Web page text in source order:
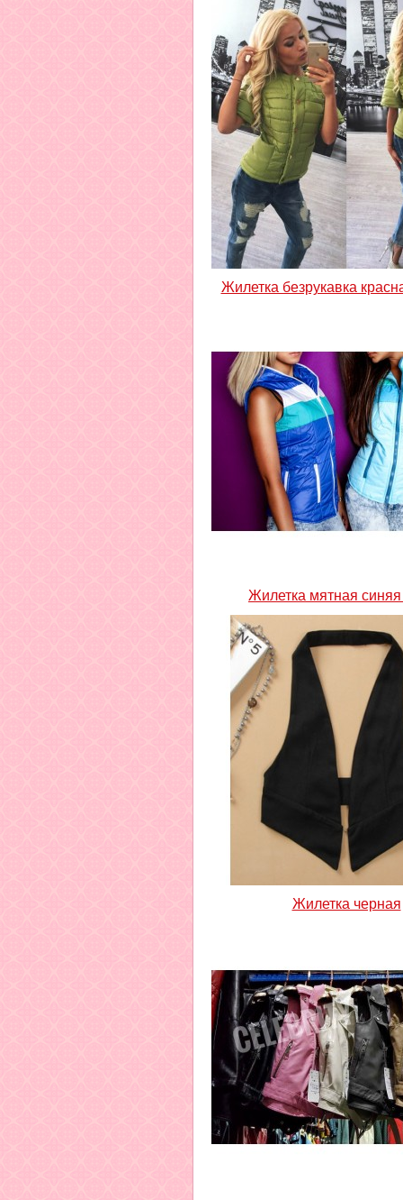
Жилетка безрукавка
Жилетка мятная
Жилетка черная